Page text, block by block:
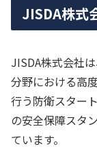
JISDA株式
JISDA株式会社
分野における高
行う防衛スター
の安全保障スタ
ています。